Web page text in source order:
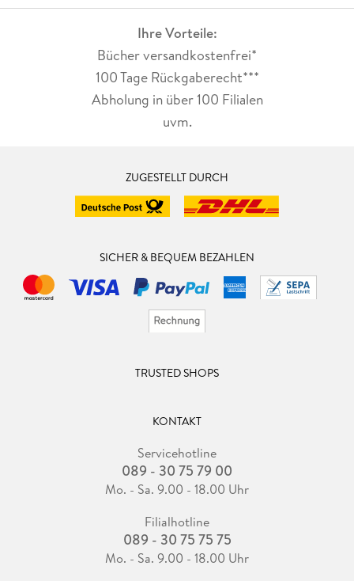
Ihre Vorteile:
Bücher versandkostenfrei*
100 Tage Rückgaberecht***
Abholung in über 100 Filialen
uvm.
ZUGESTELLT DURCH
SICHER & BEQUEM BEZAHLEN
TRUSTED SHOPS
KONTAKT
Servicehotline
089 - 30 75 79 00
Mo. - Sa. 9.00 - 18.00 Uhr
Filialhotline
089 - 30 75 75 75
Mo. - Sa. 9.00 - 18.00 Uhr